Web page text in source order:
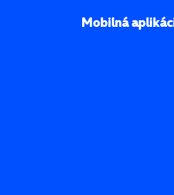
Mobilná